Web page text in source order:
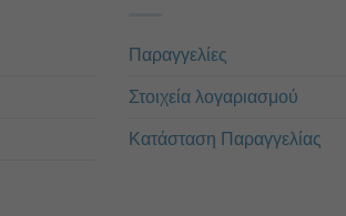
Παραγγελίες
Στοιχεία λογαριασμού
Κατάσταση Παραγγελίας